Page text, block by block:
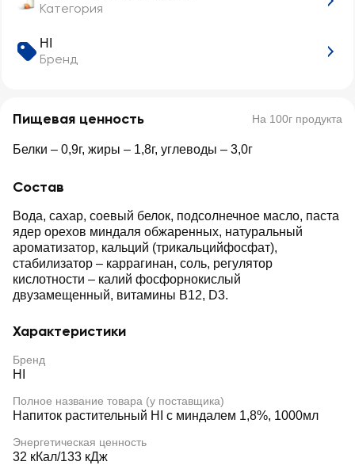
Категория
HI
Бренд
Пищевая ценность На 100г продукта
Белки – 0,9г, жиры – 1,8г, углеводы – 3,0г
Состав
Вода, сахар, соевый белок, подсолнечное масло, паста
ядер орехов миндаля обжаренных, натуральный
ароматизатор, кальций (трикальцийфосфат),
стабилизатор – каррагинан, соль, регулятор
кислотности – калий фосфорнокислый
двузамещенный, витамины В12, D3.
Характеристики
Бренд
HI
Полное название товара (у поставщика)
Напиток растительный HI с миндалем 1,8%, 1000мл
Энергетическая ценность
32 кКал/133 кДж